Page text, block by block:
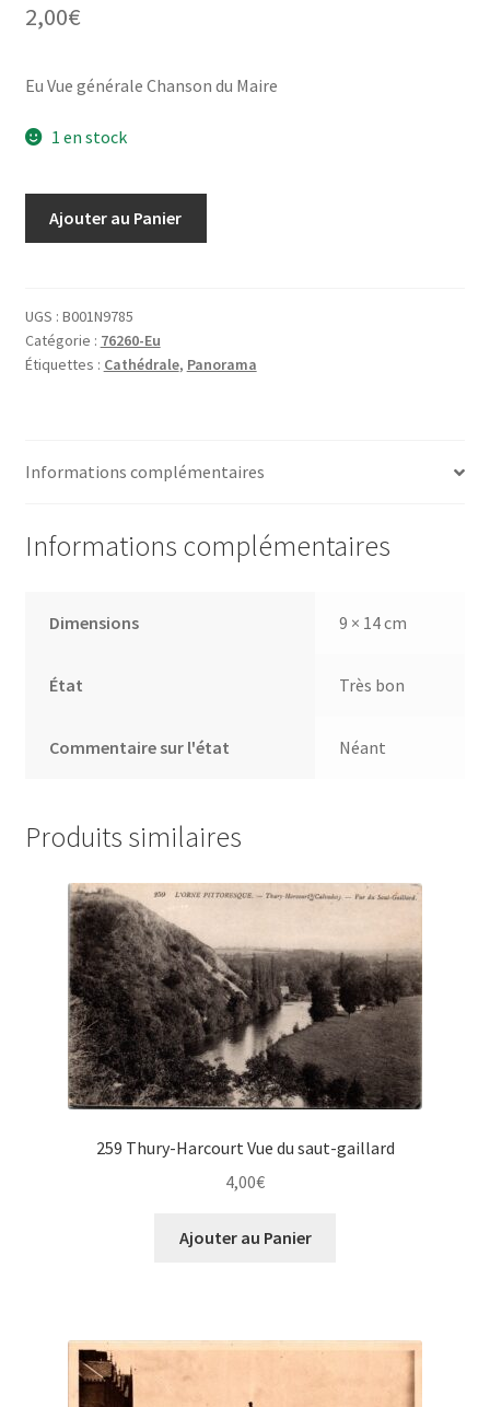
2,00€
Eu Vue générale Chanson du Maire
1 en stock
générale
Chanson
du
Ajouter au Panier
UGS : B001N9785
Catégorie : 76260-Eu
Étiquettes : Cathédrale, Panorama
Informations complémentaires
Informations complémentaires
Dimensions 9 × 14 cm
État Très bon
Commentaire sur l'état Néant
Produits similaires
259 Thury-Harcourt Vue du saut-gaillard
4,00€
Ajouter au Panier